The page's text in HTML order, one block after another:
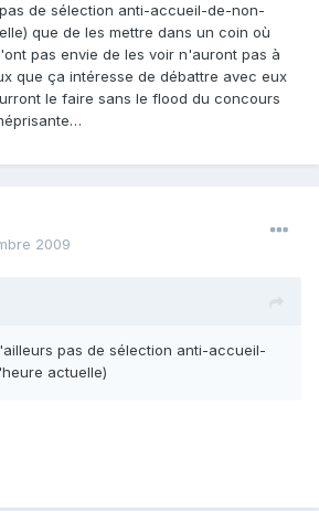
de sélection anti-accueil-de-non-
que de les mettre dans un coin où
pas envie de les voir n'auront pas à
que ça intéresse de débattre avec eux
le faire sans le flood du concours
2009
pas de sélection anti-accueil-
actuelle)